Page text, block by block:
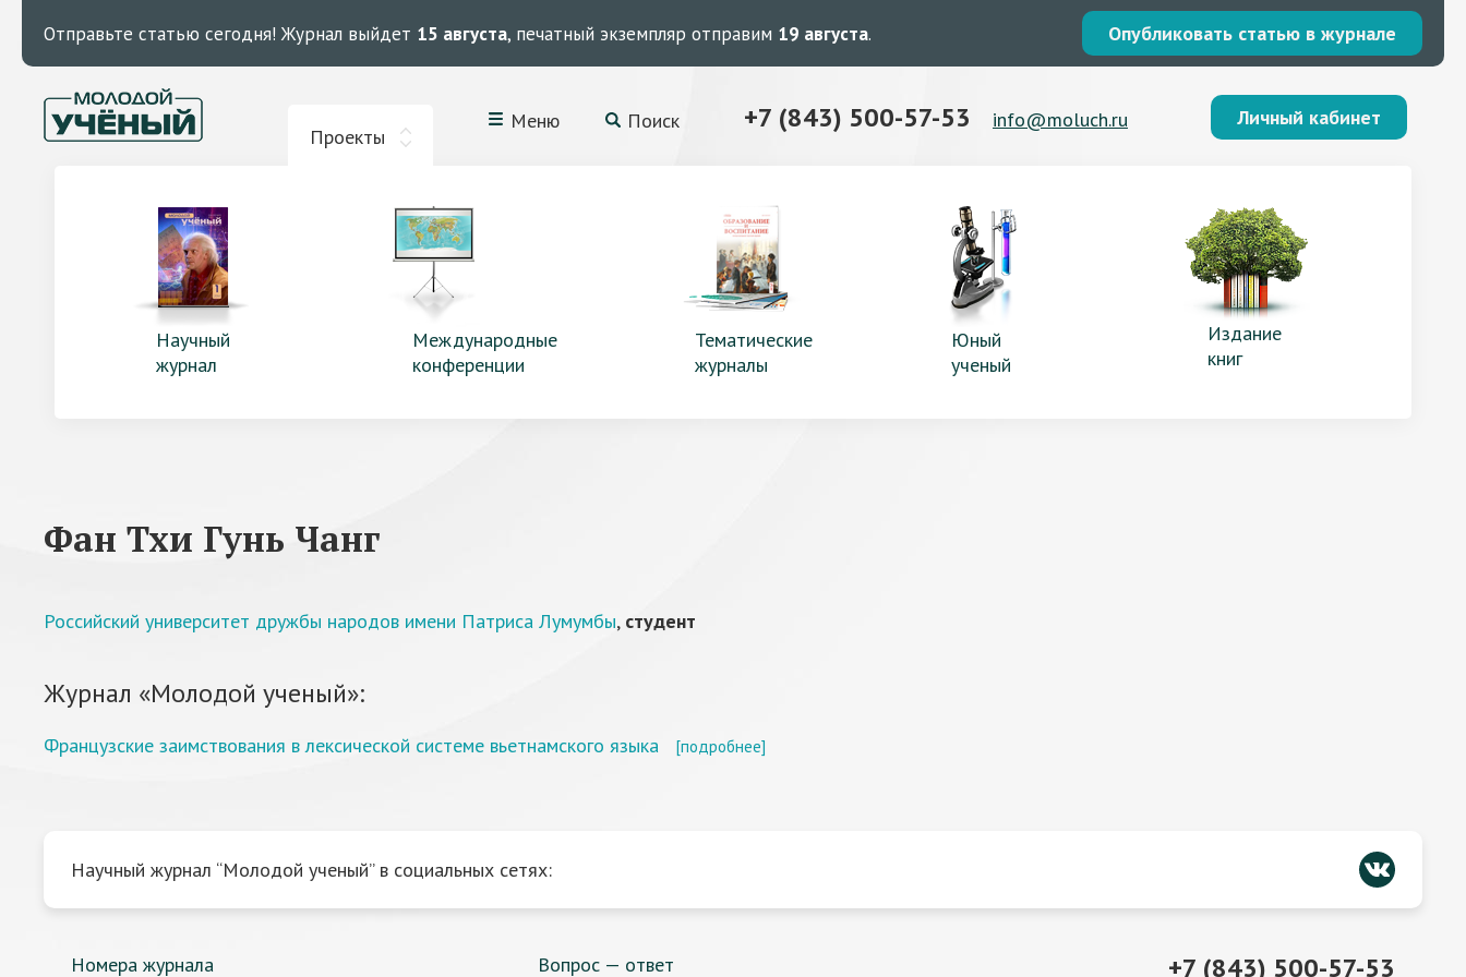
Отправьте статью сегодня! Журнал выйдет 15 августа, печатный экземпляр отправим 19 августа. Опубликовать статью в журнале
Проекты
Меню Поиск +7 (843) 500-57-53 info@moluch.ru Личный кабинет
Научный
журнал
Международные
конференции
Тематические
журналы
Юный
ученый
Издание
книг
Фан Тхи Гунь Чанг
Российский университет дружбы народов имени Патриса Лумумбы, студент
Журнал «Молодой ученый»:
Французские заимствования в лексической системе вьетнамского языка [подробнее]
Научный журнал “Молодой ученый” в социальных сетях:
Номера журнала Вопрос — ответ +7 (843) 500-57-53